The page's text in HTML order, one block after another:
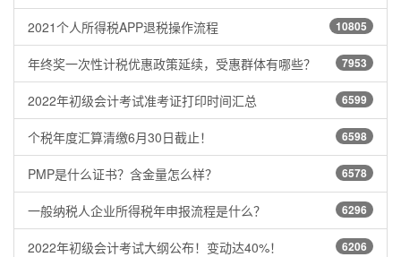
10805
2021个人所得税APP退税操作流程
7953
年终奖一次性计税优惠政策延续，受惠群体有哪些？
6599
2022年初级会计考试准考证打印时间汇总
6598
个税年度汇算清缴6月30日截止！
6578
PMP是什么证书？含金量怎么样？
6296
一般纳税人企业所得税年申报流程是什么？
6206
2022年初级会计考试大纲公布！变动达40%！